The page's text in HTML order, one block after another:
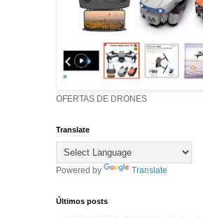
OFERTAS DE DRONES
Translate
Powered by Translate
Últimos posts